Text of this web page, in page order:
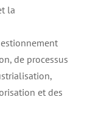
la
de processus
et des